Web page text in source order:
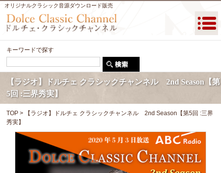
オリジナルクラシック音源ダウンロード販売
キーワードで探す
【ラジオ】ドルチェ クラシックチャンネル 2nd Season【第
5回 :三界秀実】
TOP > 【ラジオ】ドルチェ クラシックチャンネル 2nd Season【第5回 :三界
秀実】